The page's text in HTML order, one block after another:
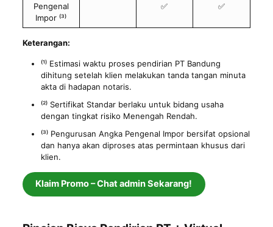
Pengenal
Impor ⁽³⁾
✅ ✅
Keterangan:
⁽¹⁾ Estimasi waktu proses pendirian PT Bandung
dihitung setelah klien melakukan tanda tangan minuta
akta di hadapan notaris.
⁽²⁾ Sertifikat Standar berlaku untuk bidang usaha
dengan tingkat risiko Menengah Rendah.
⁽³⁾ Pengurusan Angka Pengenal Impor bersifat opsional
dan hanya akan diproses atas permintaan khusus dari
klien.
Klaim Promo – Chat admin Sekarang!